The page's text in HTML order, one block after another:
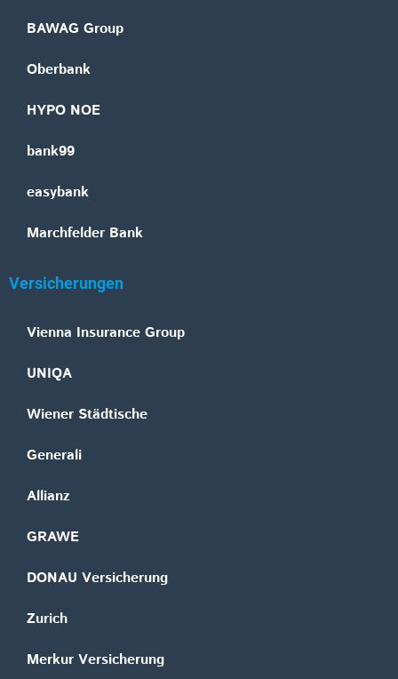
BAWAG Group
Oberbank
HYPO NOE
bank99
easybank
Marchfelder Bank
Versicherungen
Vienna Insurance Group
UNIQA
Wiener Städtische
Generali
Allianz
GRAWE
DONAU Versicherung
Zurich
Merkur Versicherung